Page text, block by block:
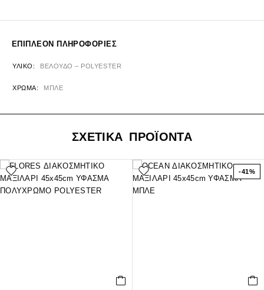
ΕΠΙΠΛΈΟΝ ΠΛΗΡΟΦΟΡΊΕΣ
ΥΛΙΚΌ ΒΕΛΟΥΔΟ – POLYESTER
ΧΡΏΜΑ ΜΠΛΕ
ΣΧΕΤΙΚΑ ΠΡΟΪΟΝΤΑ
-41%